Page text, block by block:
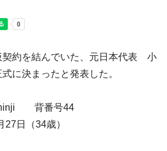
契約を結んでいた、元日本代表 小
に決まったと発表した。
背番号44
日（34歳）